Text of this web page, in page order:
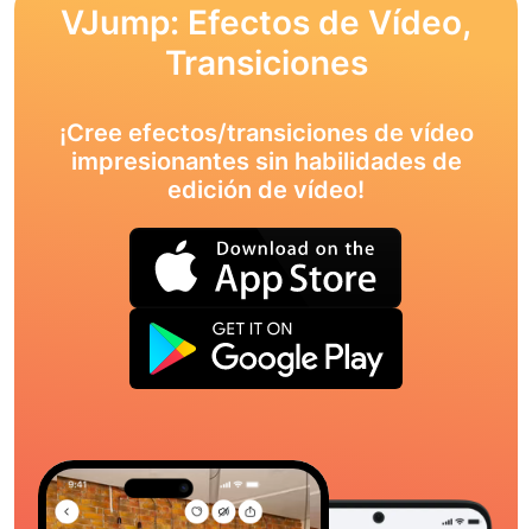
VJump: Efectos de Vídeo,
Transiciones
¡Cree efectos/transiciones de vídeo
impresionantes sin habilidades de
edición de vídeo!